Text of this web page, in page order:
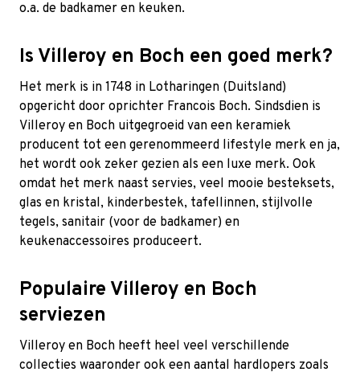
o.a. de badkamer en keuken.
Is Villeroy en Boch een goed merk?
Het merk is in 1748 in Lotharingen (Duitsland)
opgericht door oprichter Francois Boch. Sindsdien is
Villeroy en Boch uitgegroeid van een keramiek
producent tot een gerenommeerd lifestyle merk en ja,
het wordt ook zeker gezien als een luxe merk. Ook
omdat het merk naast servies, veel mooie besteksets,
glas en kristal, kinderbestek, tafellinnen, stijlvolle
tegels, sanitair (voor de badkamer) en
keukenaccessoires produceert.
Populaire Villeroy en Boch
serviezen
Villeroy en Boch heeft heel veel verschillende
collecties waaronder ook een aantal hardlopers zoals